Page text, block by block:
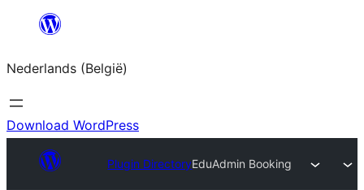
Spring
de
inhoud
Nederlands (België)
Download WordPress
Plugin DirectoryEduAdmin Booking